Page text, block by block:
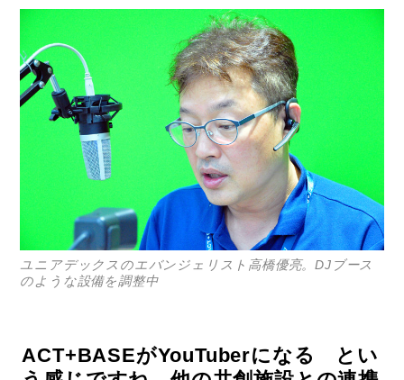
ユニアデックスのエバンジェリスト高橋優亮。DJブース
のような設備を調整中
ACT+BASEがYouTuberになる とい